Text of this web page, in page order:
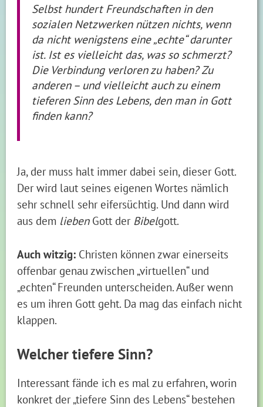
Selbst hundert Freundschaften in den
sozialen Netzwerken nützen nichts, wenn
da nicht wenigstens eine „echte“ darunter
ist. Ist es vielleicht das, was so schmerzt?
Die Verbindung verloren zu haben? Zu
anderen – und vielleicht auch zu einem
tieferen Sinn des Lebens, den man in Gott
finden kann?
Ja, der muss halt immer dabei sein, dieser Gott.
Der wird laut seines eigenen Wortes nämlich
sehr schnell sehr eifersüchtig. Und dann wird
aus dem lieben Gott der Bibelgott.
Auch witzig: Christen können zwar einerseits
offenbar genau zwischen „virtuellen“ und
„echten“ Freunden unterscheiden. Außer wenn
es um ihren Gott geht. Da mag das einfach nicht
klappen.
Welcher tiefere Sinn?
Interessant fände ich es mal zu erfahren, worin
konkret der „tiefere Sinn des Lebens“ bestehen